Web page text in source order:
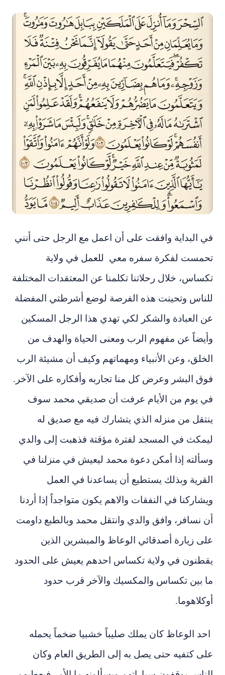
في البداية وافقت على أن اعمل مع الرجل حتى أنني
تحمست لفكرة سفره معي للعمل في ولاية
تكساس، خلال رحلاتنا تكلمنا عن المعتقدات المختلفة
للناس وتحينت هذه الفرصة لوضع أشرطتي المفضلة
عن العبادة والشكر لكي تهدي هذا الرجل المسكين
وأيضاً عن مفهوم الرب ومعنى الحياة والهدف من
الخلق، وعن الأنبياء ومهماتهم وكيف أن مشيئة الرب
فوق
البشر وعرض كل منا تجاربه وأفكاره على الآخر.
في يوم من الأيام عرفت أن صديقي محمد سوف
ينتقل من منزله الذي يتشارك فيه مع صديق له
ليمكث في المسجد لفترة مؤقتة فذهبت إلى والدي
وسألته إذا أمكن دعوة محمد ليعيش في منزلنا في
القرية وبذلك يستطيع أن يساعدنا في العمل
ويشاركنا في النفقات والاهم يكون متواجداً إذا أردنا
أن نسافر، وافق والدي وانتقل محمد وبالطبع داومت
على زيارة أصدقائي الوعاظ والمبشرين الذين
يقطنون في ولاية تكساس احدهم يعيش على الحدود
ما بين تكساس والمكسيك والآخر قرب حدود
أوكلاهوما.
احد الوعاظ كان يملك صليباً خشبيا ضخماً يحمله
على كتفيه حتى يصل به إلى الطريق العام وكان